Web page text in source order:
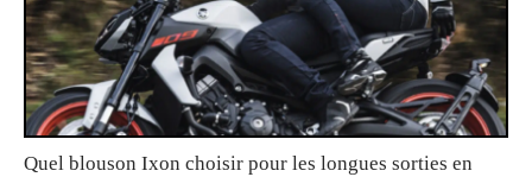
Quel blouson Ixon choisir pour les longues sorties en